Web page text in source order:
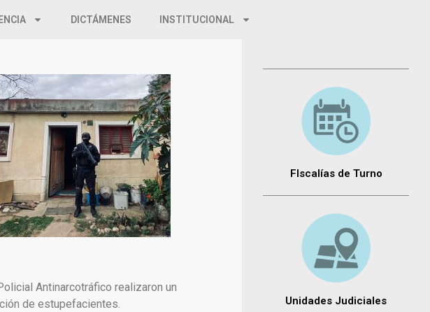
DICTÁMENES INSTITUCIONAL
Antinarcotráfico realizaron un
de estupefacientes.
FIscalías de Turno
Unidades Judiciales